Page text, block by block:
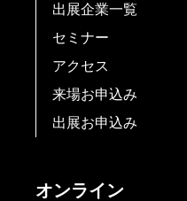
出展企業一覧
セミナー
アクセス
来場お申込み
出展お申込み
オンライン